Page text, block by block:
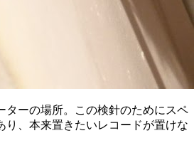
ターの場所。この検針のためにスペ
り、本来置きたいレコードが置けな